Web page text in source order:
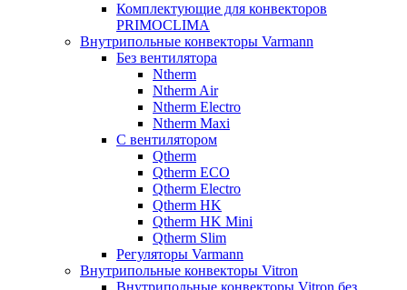
Комплектующие для конвекторов
PRIMOCLIMA
Внутрипольные конвекторы Varmann
Без вентилятора
Ntherm
Ntherm Air
Ntherm Electro
Ntherm Maxi
С вентилятором
Qtherm
Qtherm ECO
Qtherm Electro
Qtherm HK
Qtherm HK Mini
Qtherm Slim
Регуляторы Varmann
Внутрипольные конвекторы Vitron
Внутрипольные конвекторы Vitron без